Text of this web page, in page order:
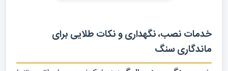
خدمات نصب، نگهداری و نکات طلایی برای
ماندگاری سنگ